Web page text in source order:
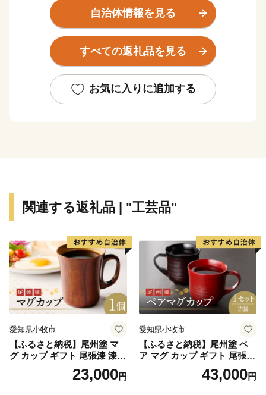
ん」発祥の地でもあり、絹織物の生産量は日本一を誇り
★ABCテレビのニュース情報番組「news おかえり」
任せ干物セット が紹介されました！
👉お任せ干物セット
自治体情報を見る
すべての返礼品を見る
お気に入りに追加する
関連する返礼品 | "工芸品"
愛知県小牧市
【ふるさと納税】尾州塗 マ
グ カップ ギフト 尾張漆 漆
漆器 漆器工芸 工芸品 芸術性
実用性 抗菌性 美味しく安全
23,000円
愛知県小牧市
【ふるさと納税】尾州塗 ペ
ア マグ カップ ギフト 尾張漆
漆 漆器 漆器工芸 工芸品 芸術
性 実用性 抗菌性 美味しく安
43,000円